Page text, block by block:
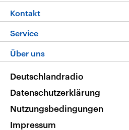
Die Nachrichten
Nachrichtenleicht
Neue Beiträge auf dlf.de
Livestream
Podcasts
Deutschlandfunk App
Nachrichten App
Frequenzen
Kontakt
Hörerservice
Service
FAQ
Veranstaltungen
Musikliste
RSS
Über uns
Deutschlandradio
Datenschutzerklärung
Nutzungsbedingungen
Impressum